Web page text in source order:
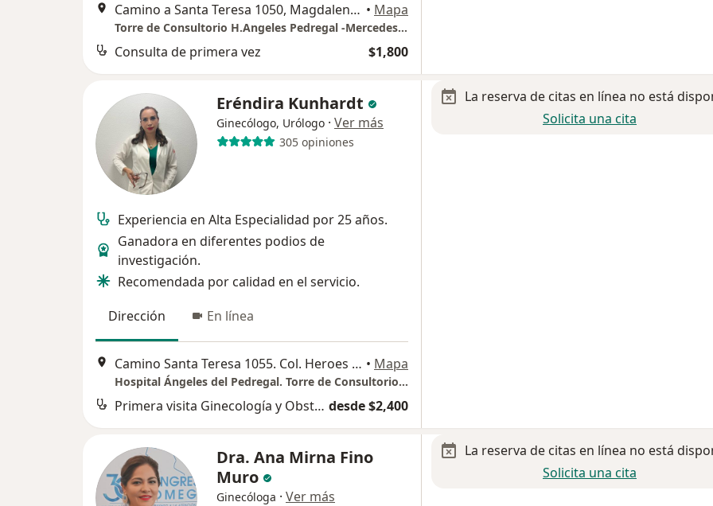
Camino a Santa Teresa 1050, Magdalena Contreras • Mapa
Torre de Consultorio H.Angeles Pedregal -Mercedes Alvarez Consultorio 606
Consulta de primera vez $1,800
Eréndira Kunhardt
Ginecólogo, Urólogo · Ver más
305 opiniones
Experiencia en Alta Especialidad por 25 años.
Ganadora en diferentes podios de
investigación.
Recomendada por calidad en el servicio.
Dirección
En línea
Camino Santa Teresa 1055. Col. Heroes de Padierna, Magdalena Contreras • Mapa
Hospital Ángeles del Pedregal. Torre de Consultorios 1, Piso 3, Consultorio 301.
Primera visita Ginecología y Obstetricia desde $2,400
La reserva de citas en línea no está
Solicita una cita
Dra. Ana Mirna Fino
Muro
Ginecóloga · Ver más
La reserva de citas en línea no está
Solicita una cita